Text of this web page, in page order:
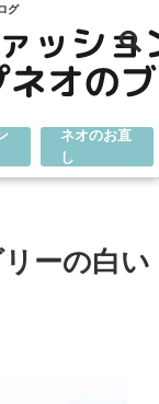
グ
ネオのお直
し
ーの白い